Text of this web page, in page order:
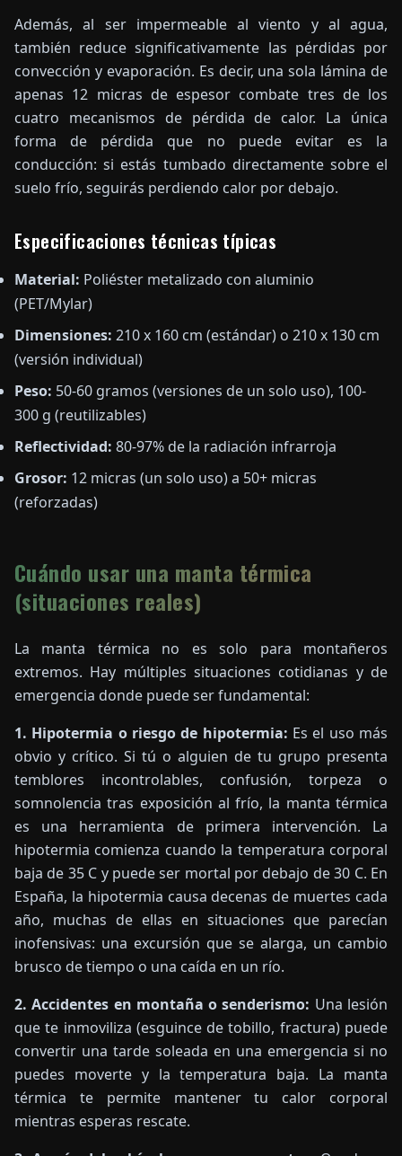
Además, al ser impermeable al viento y al agua,
también reduce significativamente las pérdidas por
convección y evaporación. Es decir, una sola lámina de
apenas 12 micras de espesor combate tres de los
cuatro mecanismos de pérdida de calor. La única
forma de pérdida que no puede evitar es la
conducción: si estás tumbado directamente sobre el
suelo frío, seguirás perdiendo calor por debajo.
Especificaciones técnicas típicas
Material: Poliéster metalizado con aluminio
(PET/Mylar)
Dimensiones: 210 x 160 cm (estándar) o 210 x 130 cm
(versión individual)
Peso: 50-60 gramos (versiones de un solo uso), 100-
300 g (reutilizables)
Reflectividad: 80-97% de la radiación infrarroja
Grosor: 12 micras (un solo uso) a 50+ micras
(reforzadas)
Cuándo usar una manta térmica
(situaciones reales)
La manta térmica no es solo para montañeros
extremos. Hay múltiples situaciones cotidianas y de
emergencia donde puede ser fundamental:
1. Hipotermia o riesgo de hipotermia: Es el uso más
obvio y crítico. Si tú o alguien de tu grupo presenta
temblores incontrolables, confusión, torpeza o
somnolencia tras exposición al frío, la manta térmica
es una herramienta de primera intervención. La
hipotermia comienza cuando la temperatura corporal
baja de 35 C y puede ser mortal por debajo de 30 C. En
España, la hipotermia causa decenas de muertes cada
año, muchas de ellas en situaciones que parecían
inofensivas: una excursión que se alarga, un cambio
brusco de tiempo o una caída en un río.
2. Accidentes en montaña o senderismo: Una lesión
que te inmoviliza (esguince de tobillo, fractura) puede
convertir una tarde soleada en una emergencia si no
puedes moverte y la temperatura baja. La manta
térmica te permite mantener tu calor corporal
mientras esperas rescate.